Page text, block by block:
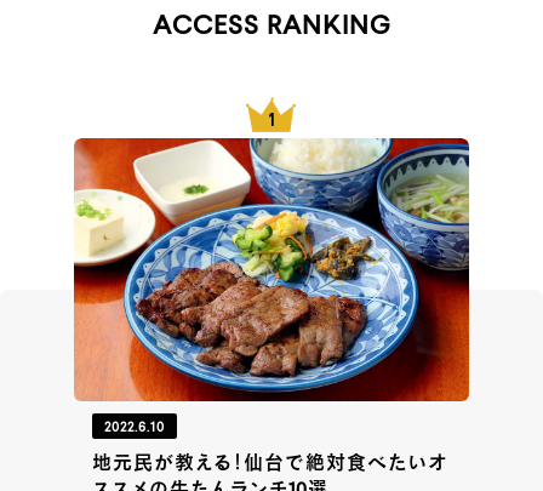
ACCESS RANKING
2022.6.10
地元民が教える！仙台で絶対食べたいオ